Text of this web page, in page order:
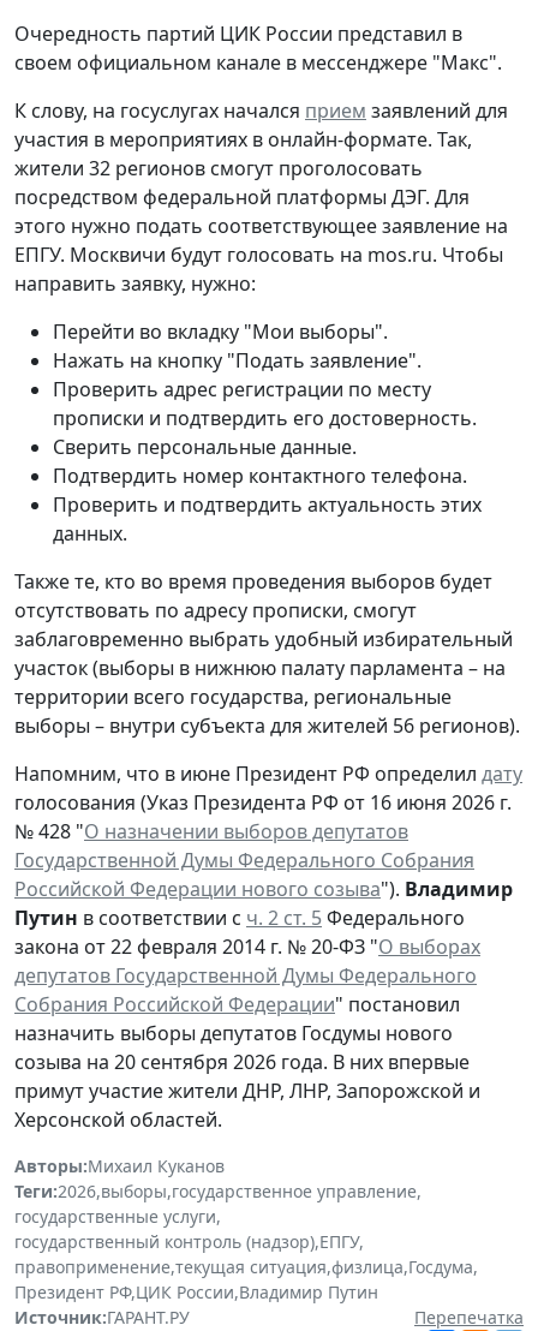
Очередность партий ЦИК России представил в
своем официальном канале в мессенджере "Макс".
К слову, на госуслугах начался прием заявлений для
участия в мероприятиях в онлайн-формате. Так,
жители 32 регионов смогут проголосовать
посредством федеральной платформы ДЭГ. Для
этого нужно подать соответствующее заявление на
ЕПГУ. Москвичи будут голосовать на mos.ru. Чтобы
направить заявку, нужно:
Перейти во вкладку "Мои выборы".
Нажать на кнопку "Подать заявление".
Проверить адрес регистрации по месту
прописки и подтвердить его достоверность.
Сверить персональные данные.
Подтвердить номер контактного телефона.
Проверить и подтвердить актуальность этих
данных.
Также те, кто во время проведения выборов будет
отсутствовать по адресу прописки, смогут
заблаговременно выбрать удобный избирательный
участок (выборы в нижнюю палату парламента – на
территории всего государства, региональные
выборы – внутри субъекта для жителей 56 регионов).
Напомним, что в июне Президент РФ определил дату
голосования (Указ Президента РФ от 16 июня 2026 г.
№ 428 "О назначении выборов депутатов
Государственной Думы Федерального Собрания
Российской Федерации нового созыва"). Владимир
Путин в соответствии с ч. 2 ст. 5Федерального
закона от 22 февраля 2014 г. № 20-ФЗ "О выборах
депутатов Государственной Думы Федерального
Собрания Российской Федерации" постановил
назначить выборы депутатов Госдумы нового
созыва на 20 сентября 2026 года. В них впервые
примут участие жители ДНР, ЛНР, Запорожской и
Херсонской областей.
Авторы:Михаил Куканов
Теги:2026,выборы,государственное управление,
государственные услуги,
государственный контроль (надзор),ЕПГУ,
правоприменение,текущая ситуация,физлица,Госдума,
Президент РФ,ЦИК России,Владимир Путин
Источник:ГАРАНТ.РУ Перепечатка